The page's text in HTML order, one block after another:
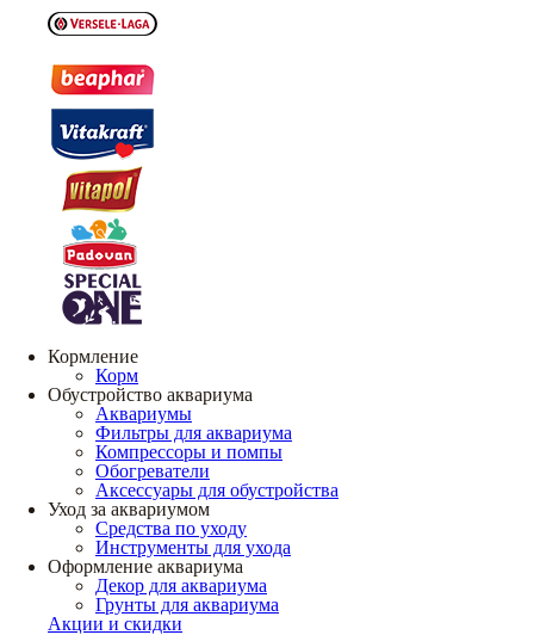
Кормление
Корм
Обустройство аквариума
Аквариумы
Фильтры для аквариума
Компрессоры и помпы
Обогреватели
Аксессуары для обустройства
Уход за аквариумом
Средства по уходу
Инструменты для ухода
Оформление аквариума
Декор для аквариума
Грунты для аквариума
Акции и скидки